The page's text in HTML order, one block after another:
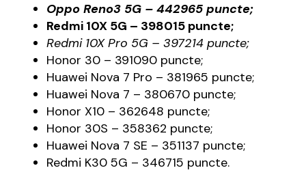
Oppo Reno3 5G – 442965 puncte;
Redmi 10X 5G – 398015 puncte;
Redmi 10X Pro 5G – 397214 puncte;
Honor 30 – 391090 puncte;
Huawei Nova 7 Pro – 381965 puncte;
Huawei Nova 7 – 380670 puncte;
Honor X10 – 362648 puncte;
Honor 30S – 358362 puncte;
Huawei Nova 7 SE – 351137 puncte;
Redmi K30 5G – 346715 puncte.